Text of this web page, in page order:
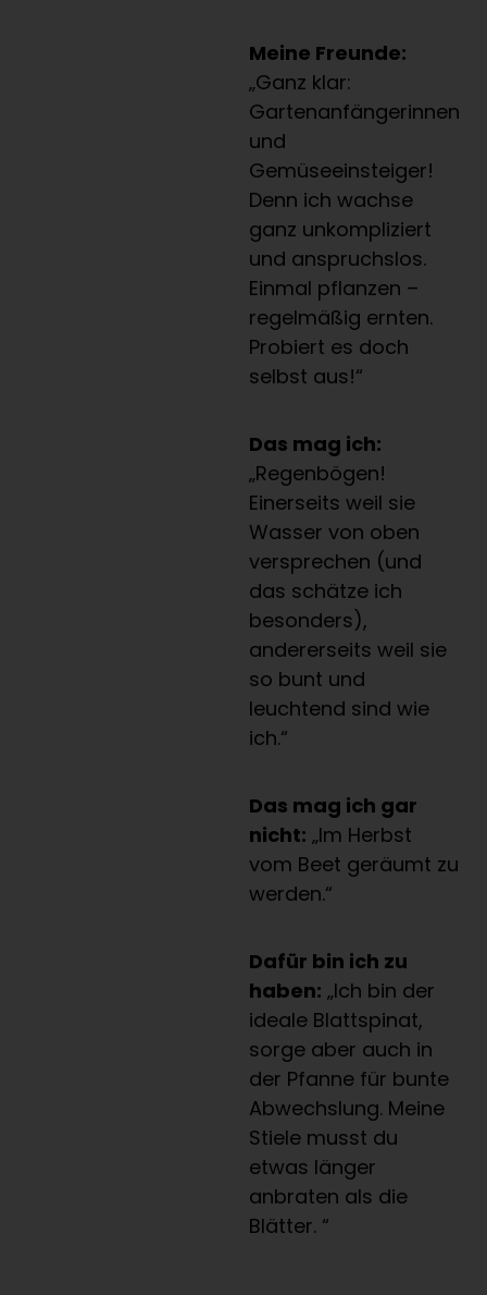
Meine Freunde:
„Ganz klar:
Gartenanfängerinnen
und
Gemüseeinsteiger!
Denn ich wachse
ganz unkompliziert
und anspruchslos.
Einmal pflanzen –
regelmäßig ernten.
Probiert es doch
selbst aus!“
Das mag ich:
„Regenbögen!
Einerseits weil sie
Wasser von oben
versprechen (und
das schätze ich
besonders),
andererseits weil sie
so bunt und
leuchtend sind wie
ich.“
Das mag ich gar
nicht: „Im Herbst
vom Beet geräumt zu
werden.“
Dafür bin ich zu
haben: „Ich bin der
ideale Blattspinat,
sorge aber auch in
der Pfanne für bunte
Abwechslung. Meine
Stiele musst du
etwas länger
anbraten als die
Blätter. “